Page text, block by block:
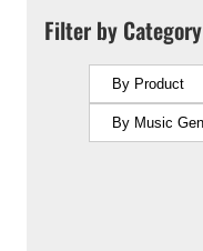
Filter by Category